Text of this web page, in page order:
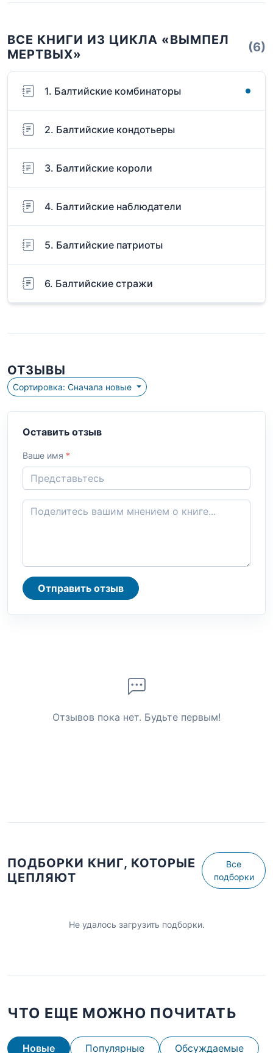
ВСЕ КНИГИ ИЗ ЦИКЛА «ВЫМПЕЛ
МЕРТВЫХ»
(6)
1. Балтийские комбинаторы
2. Балтийские кондотьеры
3. Балтийские короли
4. Балтийские наблюдатели
5. Балтийские патриоты
6. Балтийские стражи
ОТЗЫВЫ
Сортировка: Сначала новые
Оставить отзыв
Ваше имя *
Отправить отзыв
Отзывов пока нет. Будьте первым!
ПОДБОРКИ КНИГ, КОТОРЫЕ
ЦЕПЛЯЮТ
Все
подборки
Не удалось загрузить подборки.
ЧТО ЕЩЕ МОЖНО ПОЧИТАТЬ
Новые Популярные Обсуждаемые